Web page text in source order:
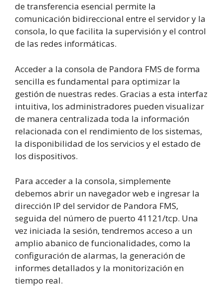
de transferencia esencial permite la
comunicación bidireccional entre el servidor y la
consola, lo que facilita la supervisión y el control
de las redes informáticas.
Acceder a la consola de Pandora FMS de forma
sencilla es fundamental para optimizar la
gestión de nuestras redes. Gracias a esta interfaz
intuitiva, los administradores pueden visualizar
de manera centralizada toda la información
relacionada con el rendimiento de los sistemas,
la disponibilidad de los servicios y el estado de
los dispositivos.
Para acceder a la consola, simplemente
debemos abrir un navegador web e ingresar la
dirección IP del servidor de Pandora FMS,
seguida del número de puerto 41121/tcp. Una
vez iniciada la sesión, tendremos acceso a un
amplio abanico de funcionalidades, como la
configuración de alarmas, la generación de
informes detallados y la monitorización en
tiempo real.